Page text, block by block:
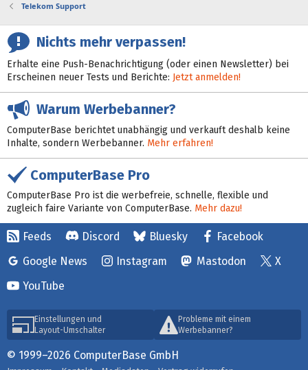
Telekom Support
Nichts mehr verpassen!
Erhalte eine Push-Benachrichtigung (oder einen Newsletter) bei
Erscheinen neuer Tests und Berichte: Jetzt anmelden!
Warum Werbebanner?
ComputerBase berichtet unabhängig und verkauft deshalb keine
Inhalte, sondern Werbebanner. Mehr erfahren!
ComputerBase Pro
ComputerBase Pro ist die werbefreie, schnelle, flexible und
zugleich faire Variante von ComputerBase. Mehr dazu!
Feeds Discord Bluesky
Facebook
Google News
Instagram Mastodon
X
YouTube
Einstellungen und
Layout-Umschalter
Probleme mit einem
Werbebanner?
© 1999–2026 ComputerBase GmbH